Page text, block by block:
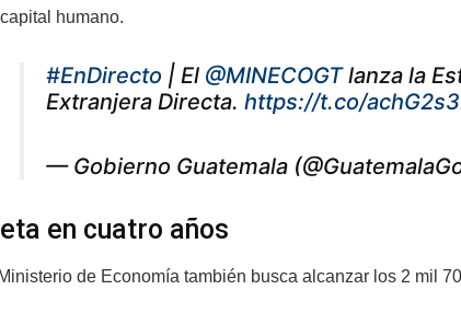
humano.
#EnDirecto | El @MINECOGTlanza la
Extranjera Directa. https://t.co/
— Gobierno Guatemala
en cuatro años
de Economía también busca alcanzar los 2 mil